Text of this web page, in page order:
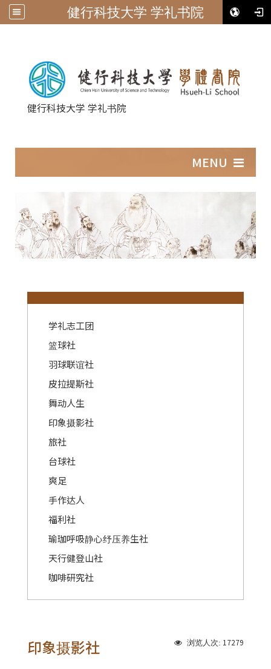
健行科技大学 学礼书院
健行科技大学 学礼书院
MENU
学礼志工团
篮球社
羽球联谊社
皮拉提斯社
舞动人生
印象摄影社
旅社
台球社
爽足
手作达人
福利社
瑜珈呼吸静心纾压养生社
天行健登山社
咖啡研究社
浏览人次: 17279
印象摄影社